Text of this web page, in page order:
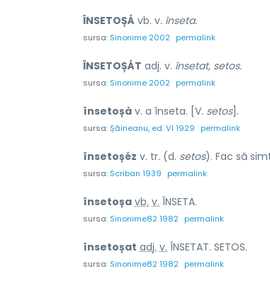
ÎNSETOȘÁ vb. v. înseta.
sursa: Sinonime 2002 permalink
ÎNSETOȘÁT adj. v. însetat, setos.
sursa: Sinonime 2002 permalink
însetoșà v. a înseta. [V. setos].
sursa:Șăineanu, ed. VI 1929 permalink
însetoșéz v. tr. (d. setos). Fac să
sursa: Scriban 1939 permalink
însetoșa vb. v. ÎNSETA.
sursa: Sinonime82 1982 permalink
însetoșat adj. v. ÎNSETAT. SETOS.
sursa: Sinonime82 1982 permalink